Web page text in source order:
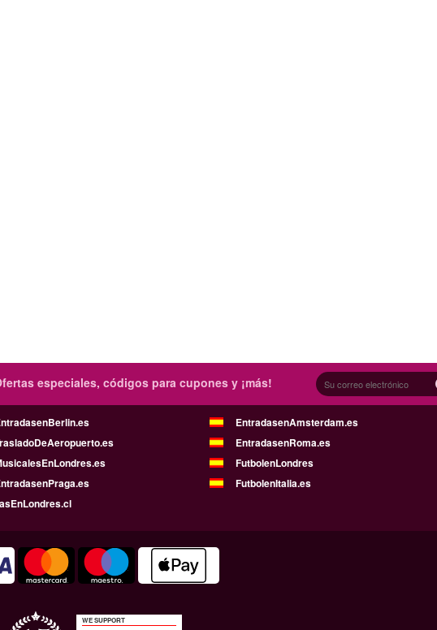
especiales, códigos para cupones y ¡más!
EntradasenAmsterdam.es
EntradasenRoma.es
FutbolenLondres
FutbolenItalia.es
WE SUPPORT